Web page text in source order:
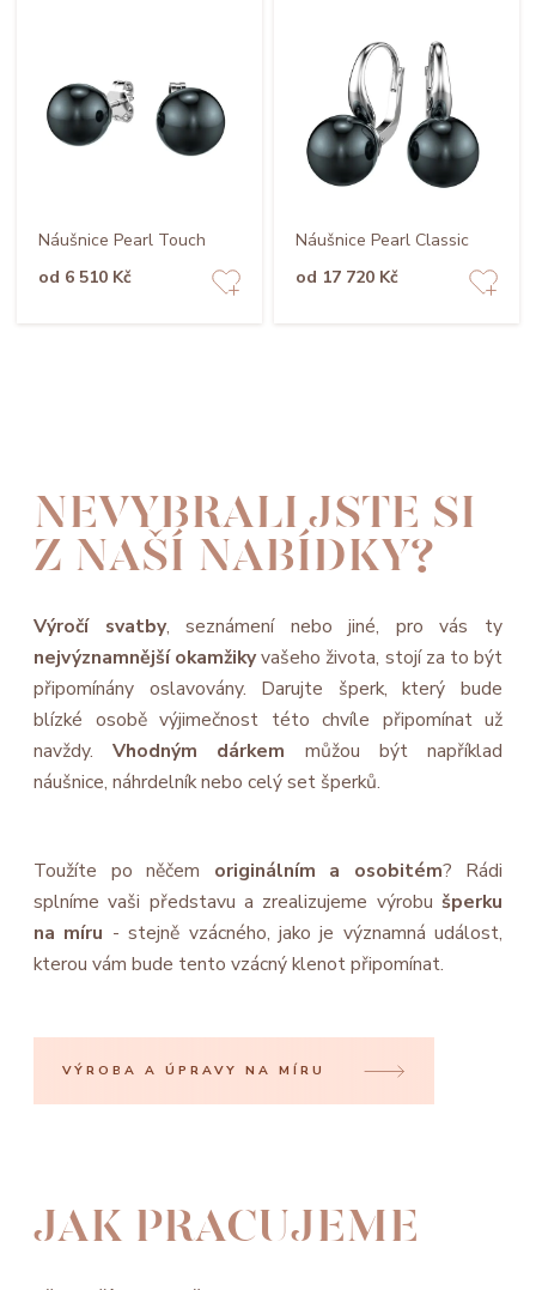
Náušnice Pearl Touch
od 6 510 Kč
Náušnice Pearl Classic
od 17 720 Kč
NEVYBRALI JSTE SI
Z NAŠÍ NABÍDKY?
Výročí svatby, seznámení nebo jiné, pro vás ty
nejvýznamnější okamžikyvašeho života, stojí za to být
připomínány oslavovány. Darujte šperk, který bude
blízké osobě výjimečnost této chvíle připomínat už
navždy.Vhodným dárkem můžou být například
náušnice, náhrdelník nebo celý set šperků.
Toužíte po něčem originálním a osobitém? Rádi
splníme vaši představu a zrealizujeme výrobu šperku
na míru - stejně vzácného, jako je významná událost,
kterou vám bude tento vzácný klenot připomínat.
VÝROBA A ÚPRAVY NA MÍRU
JAK PRACUJEME